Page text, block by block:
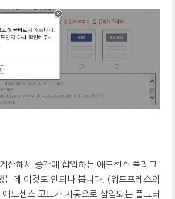
산해서 중간에 삽입하는 애드센스 플러그
는데 이것도 안되나 봅니다. (워드프레스의
드센스 코드가 자동으로 삽입되는 플그러